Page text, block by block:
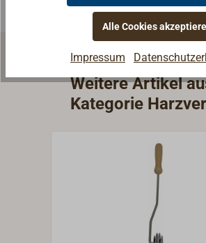
Weitere Artikel
Kategorie
Alle Cookies
Impressum